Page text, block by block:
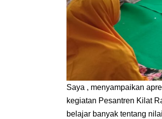
Saya , menyampaikan
kegiatan Pesantren Kilat
belajar banyak tentang